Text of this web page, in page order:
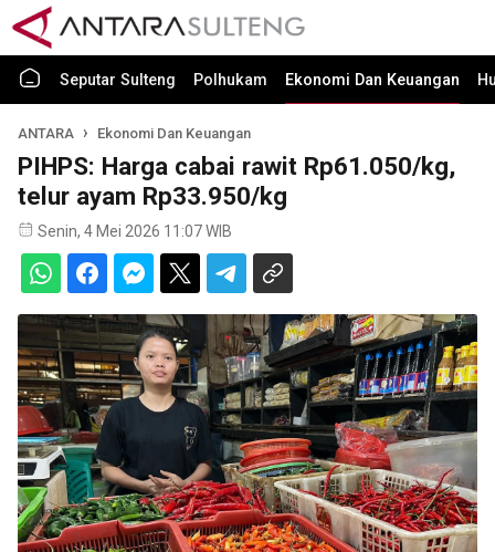
Seputar Sulteng Polhukam Ekonomi Dan Keuangan
ANTARA Ekonomi Dan Keuangan
PIHPS: Harga cabai rawit Rp61.050/kg,
telur ayam Rp33.950/kg
Senin, 4 Mei 2026 11:07 WIB